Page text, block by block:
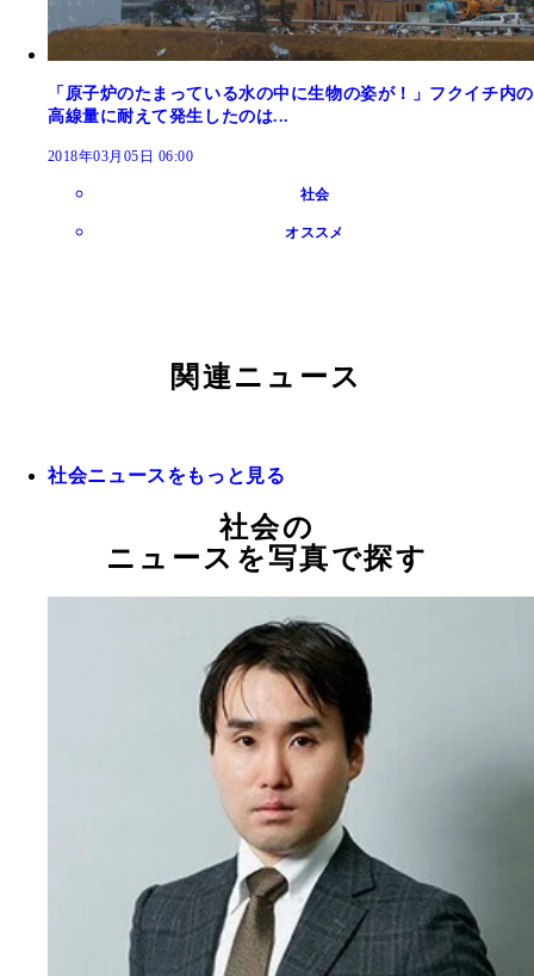
「原子炉のたまっている水の中に生物の姿が！」フクイチ内の
高線量に耐えて発生したのは...
2018年03月05日 06:00
社会
オススメ
関連ニュース
社会ニュースをもっと見る
社会の
ニュースを写真で探す